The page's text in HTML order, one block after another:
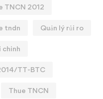
TNCN 2012
tndn Quản lý rủi ro
chinh
TT-BTC
Thue TNCN